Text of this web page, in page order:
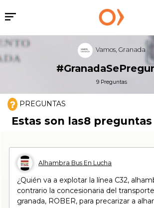
Vamos, Granada
9 Preguntas
PREGUNTAS
Estas son las8
Alhambra Bus En Lucha
¿Quién va a explotar la línea C32,
contrario la concesionaria del
granada, ROBER, para precarizar a